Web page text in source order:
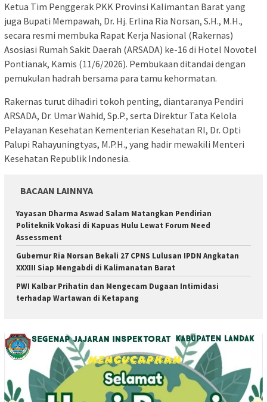
Ketua Tim Penggerak PKK Provinsi Kalimantan Barat yang
juga Bupati Mempawah, Dr. Hj. Erlina Ria Norsan, S.H., M.H.,
secara resmi membuka Rapat Kerja Nasional (Rakernas)
Asosiasi Rumah Sakit Daerah (ARSADA) ke-16 di Hotel Novotel
Pontianak, Kamis (11/6/2026). Pembukaan ditandai dengan
pemukulan hadrah bersama para tamu kehormatan.
Rakernas turut dihadiri tokoh penting, diantaranya Pendiri
ARSADA, Dr. Umar Wahid, Sp.P., serta Direktur Tata Kelola
Pelayanan Kesehatan Kementerian Kesehatan RI, Dr. Opti
Palupi Rahayuningtyas, M.P.H., yang hadir mewakili Menteri
Kesehatan Republik Indonesia.
BACAAN LAINNYA
Yayasan Dharma Aswad Salam Matangkan Pendirian
Politeknik Vokasi di Kapuas Hulu Lewat Forum Need
Assessment
Gubernur Ria Norsan Bekali 27 CPNS Lulusan IPDN Angkatan
XXXIII Siap Mengabdi di Kalimanatan Barat
PWI Kalbar Prihatin dan Mengecam Dugaan Intimidasi
terhadap Wartawan di Ketapang